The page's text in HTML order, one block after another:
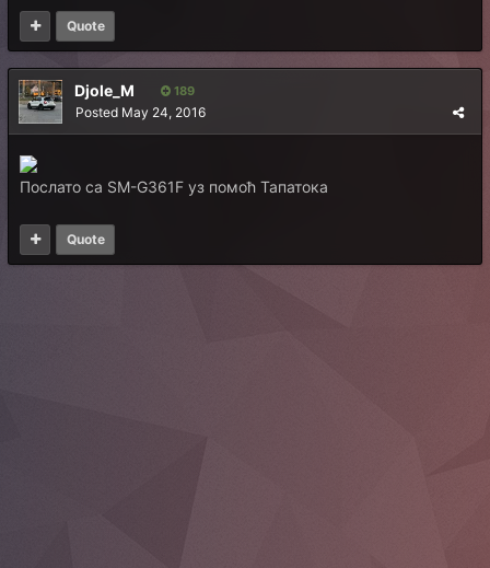
Quote
Djole_M 189
Posted May 24, 2016
Послато са SM-G361F уз помоћ Тапатока
Quote